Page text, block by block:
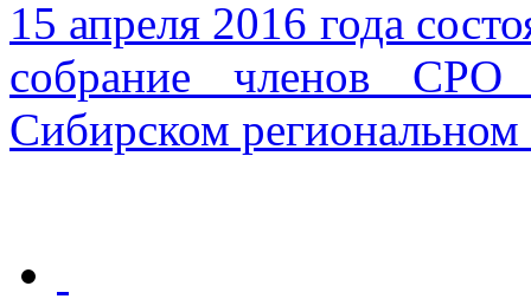
15 апреля 2016 года
собрание членов СРО
Сибирском